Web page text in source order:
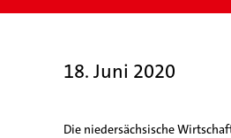
18. Juni 2020
Die niedersächsische